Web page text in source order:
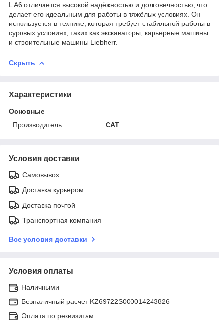
L A6 отличается высокой надёжностью и долговечностью, что
делает его идеальным для работы в тяжёлых условиях. Он
используется в технике, которая требует стабильной работы в
суровых условиях, таких как экскаваторы, карьерные машины
и строительные машины Liebherr.
Скрыть
Характеристики
Основные
Производитель
CAT
Условия доставки
Самовывоз
Доставка курьером
Доставка почтой
Транспортная компания
Все условия доставки
Условия оплаты
Наличными
Безналичный расчет KZ69722S000014243826
Оплата по реквизитам